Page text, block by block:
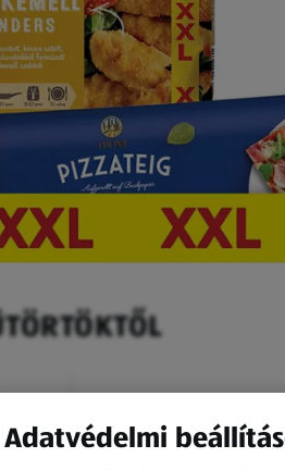
Adatvédelmi